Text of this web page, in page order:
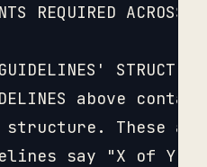
REQUIRED
above
These
say "X of Y